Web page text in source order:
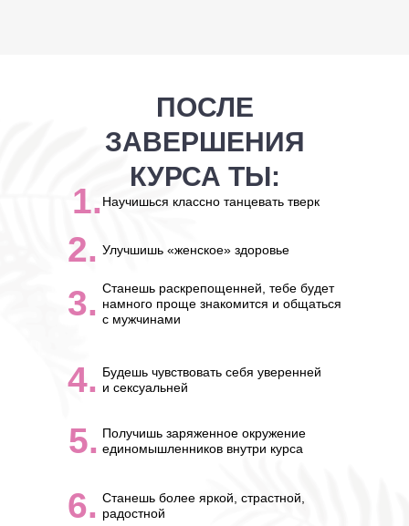
ПОСЛЕ
ЗАВЕРШЕНИЯ
КУРСА ТЫ:
1. Научишься классно танцевать тверк
2. Улучшишь «женское» здоровье
3. Станешь раскрепощенней, тебе будет
намного проще знакомится и общаться
с мужчинами
4. Будешь чувствовать себя уверенней
и сексуальней
5. Получишь заряженное окружение
единомышленников внутри курса
6. Станешь более яркой, страстной,
радостной